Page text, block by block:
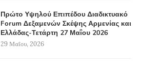
Πρώτο Υψηλού Επιπέδου Διαδικτυακό
Forum Δεξαμενών Σκέψης Αρμενίας και
Ελλάδας-Τετάρτη 27 Μαΐου 2026
29 Μαΐου, 2026